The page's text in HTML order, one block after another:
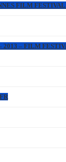
FILM
– FILM